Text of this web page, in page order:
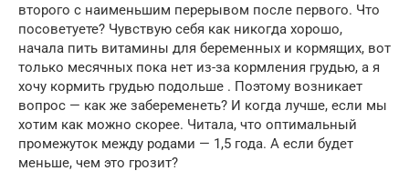
второго с наименьшим перерывом после первого. Что
посоветуете? Чувствую себя как никогда хорошо,
начала пить витамины для беременных и кормящих, вот
только месячных пока нет из-за кормления грудью, а я
хочу кормить грудью подольше . Поэтому возникает
вопрос — как же забеременеть? И когда лучше, если мы
хотим как можно скорее. Читала, что оптимальный
промежуток между родами — 1,5 года. А если будет
меньше, чем это грозит?